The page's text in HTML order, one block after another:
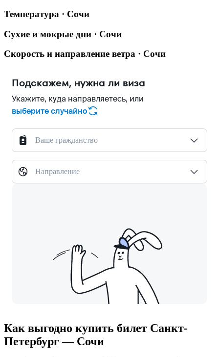
Температура · Сочи
Сухие и мокрые дни · Сочи
Скорость и направление ветра · Сочи
Подскажем, нужна ли виза
Укажите, куда направляетесь, или
выберите случайно
Ваше гражданство
Направление
Как выгодно купить билет Санкт-
Петербург — Сочи